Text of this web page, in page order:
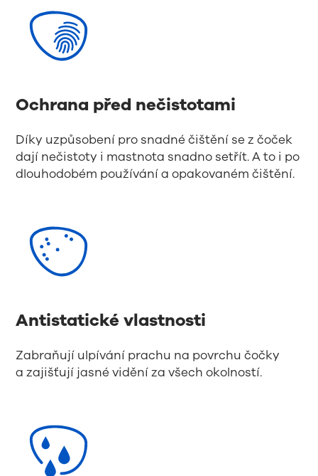
Ochrana před nečistotami
Díky uzpůsobení pro snadné čištění se z čoček
dají nečistoty i mastnota snadno setřít. A to i po
dlouhodobém používání a opakovaném čištění.
Antistatické vlastnosti
Zabraňují ulpívání prachu na povrchu čočky
a zajišťují jasné vidění za všech okolností.